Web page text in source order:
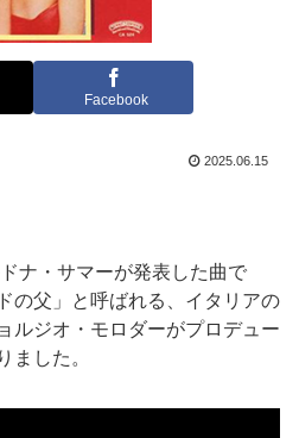
Facebook
2025.06.15
ナ・サマーが発表した曲で
の父」と呼ばれる、イタリアの
ルジオ・モロダーがプロデュー
ました。